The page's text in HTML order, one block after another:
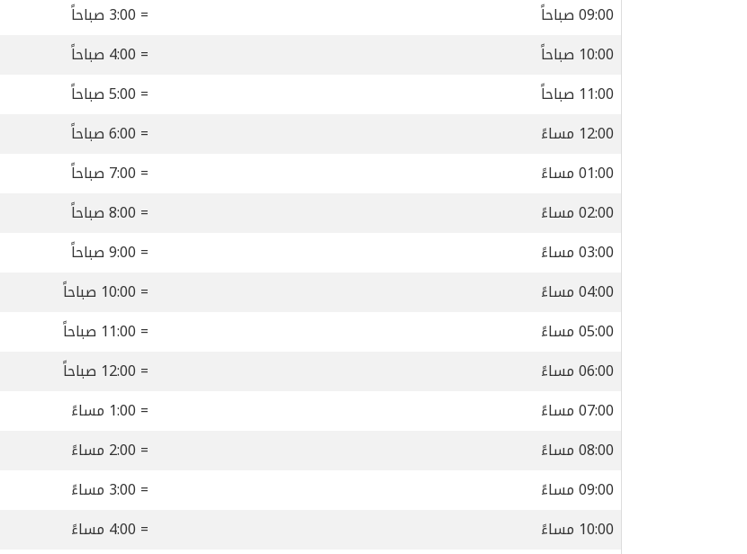
09:00 صباحاً
= 3:00 صباحاً
10:00 صباحاً
= 4:00 صباحاً
11:00 صباحاً
= 5:00 صباحاً
12:00 مساءً
= 6:00 صباحاً
01:00 مساءً
= 7:00 صباحاً
02:00 مساءً
= 8:00 صباحاً
03:00 مساءً
= 9:00 صباحاً
04:00 مساءً
= 10:00 صباحاً
05:00 مساءً
= 11:00 صباحاً
06:00 مساءً
= 12:00 صباحاً
07:00 مساءً
= 1:00 مساءً
08:00 مساءً
= 2:00 مساءً
09:00 مساءً
= 3:00 مساءً
10:00 مساءً
= 4:00 مساءً